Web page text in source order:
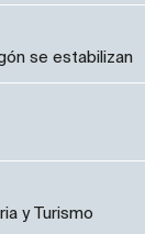
se estabilizan
y Turismo